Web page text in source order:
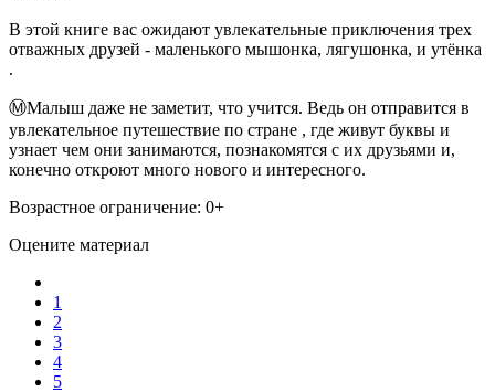
В этой книге вас ожидают увлекательные приключения трех
отважных друзей - маленького мышонка, лягушонка, и утёнка
.
ⓂМалыш даже не заметит, что учится. Ведь он отправится в
увлекательное путешествие по стране , где живут буквы и
узнает чем они занимаются, познакомятся с их друзьями и,
конечно откроют много нового и интересного.
Возрастное ограничение: 0+
Оцените материал
1
2
3
4
5